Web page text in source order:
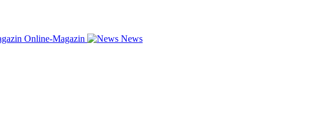
Online-Magazin News